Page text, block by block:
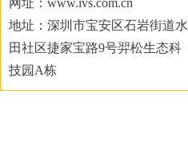
网址：www.ivs.com.cn
地址：深圳市宝安区石岩街道水
田社区捷家宝路9号羿松生态科
技园A栋